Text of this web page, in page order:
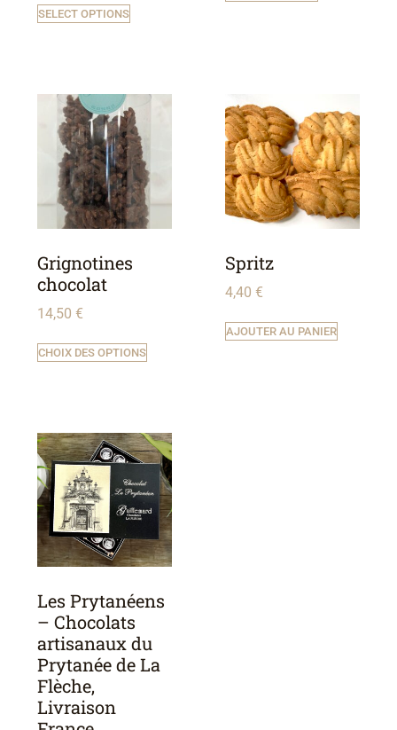
SELECT OPTIONS
Grignotines
chocolat
14,50€
CHOIX DES OPTIONS
Spritz
4,40 €
AJOUTER AU PANIER
Les Prytanéens
– Chocolats
artisanaux du
Prytanée de La
Flèche,
Livraison